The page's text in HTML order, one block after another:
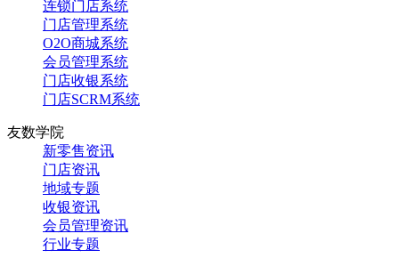
连锁门店系统
门店管理系统
O2O商城系统
会员管理系统
门店收银系统
门店SCRM系统
友数学院
新零售资讯
门店资讯
地域专题
收银资讯
会员管理资讯
行业专题